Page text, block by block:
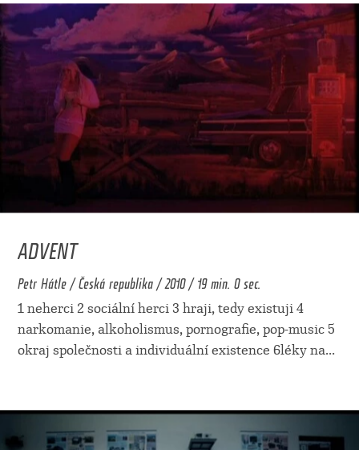
ADVENT
Petr Hátle / Česká republika / 2010 / 19 min. 0 sec.
1 neherci 2 sociální herci 3 hraji, tedy existuji 4
narkomanie, alkoholismus, pornografie, pop-music 5
okraj společnosti a individuální existence 6léky na...